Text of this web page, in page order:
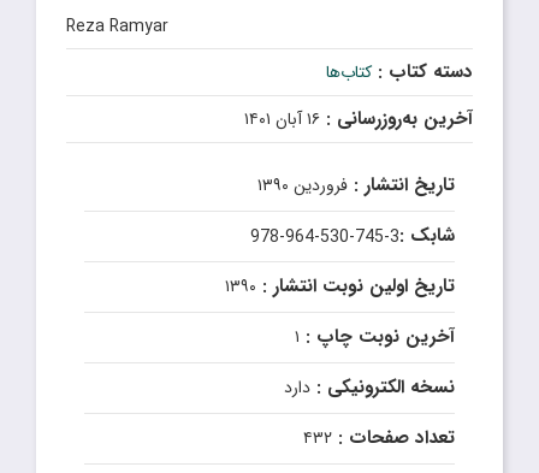
Reza Ramyar
دسته کتاب : کتاب‌ها
آخرین به‌روزرسانی : ۱۶ آبان ۱۴۰۱
تاریخ انتشار : فروردین ۱۳۹۰
شابک :978-964-530-745-3
تاریخ اولین نوبت انتشار : ۱۳۹۰
آخرین نوبت چاپ : ۱
نسخه الکترونیکی : دارد
تعداد صفحات : ۴۳۲